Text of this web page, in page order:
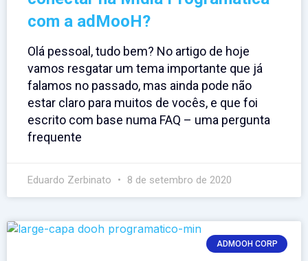
com a adMooH?
Olá pessoal, tudo bem? No artigo de hoje
vamos resgatar um tema importante que já
falamos no passado, mas ainda pode não
estar claro para muitos de vocês, e que foi
escrito com base numa FAQ – uma pergunta
frequente
Eduardo Zerbinato 8 de setembro de 2020
ADMOOH CORP